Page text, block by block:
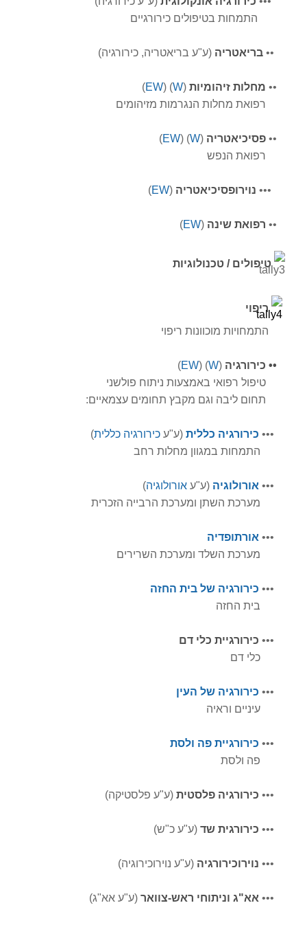
התמחות בטיפולים כירורגיים
•
• בריאטריה (ע"ע בריאטריה, כירורגיה)
•
• מחלות זיהומיות (
W
) (
EW
)
רפואת מחלות הנגרמות מזיהומים
•
• פסיכיאטריה (
W
) (
EW
)
רפואת הנפש
•
•
• נוירופסיכיאטריה (
EW
)
•
• רפואת שינה (
EW
)
טיפולים / טכנולוגיות
ריפוי
התמחויות מוכוונות ריפוי
•
• כירורגיה (
W
) (
EW
)
טיפול רפואי באמצעות ניתוח פולשני
תחום ליבה וגם מקבץ תחומים עצמאיים:
•
•
• כירורגיה כללית (ע"ע כירורגיה כללית)
התמחות במגוון מחלות רחב
•
•
• אורולוגיה (ע"ע אורולוגיה)
מערכת השתן ומערכת הרבייה הזכרית
•
•
• אורתופדיה
מערכת השלד ומערכת השרירים
•
•
• כירורגיה של בית החזה
בית החזה
•
•
• כירורגיית כלי דם
כלי דם
•
•
• כירורגיה של העין
עיניים וראיה
•
•
• כירורגיית פה ולסת
פה ולסת
•
•
• כירורגיה פלסטית (ע"ע פלסטיקה)
•
•
• כירורגית שד (ע"ע כ"ש)
•
•
• נוירוכירורגיה (ע"ע נוירוכירוגיה)
•
•
• אא"ג וניתוחי ראש-צוואר (ע"ע אא"ג)